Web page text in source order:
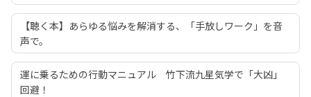
【聴く本】あらゆる悩みを解消する、「手放しワーク」を音
声で。
運に乗るための行動マニュアル 竹下流九星気学で「大凶」
回避！